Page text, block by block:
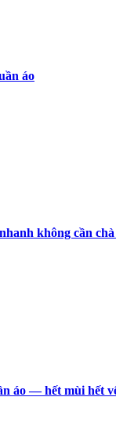
áo
không cần
áo — hết mùi hết